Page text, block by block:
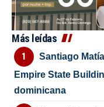
Más leídas
Santiago
Empire State
dominicana